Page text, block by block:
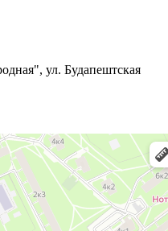
ул. Будапештская